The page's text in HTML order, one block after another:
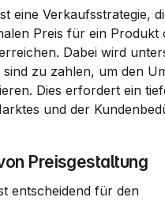
eine Verkaufsstrategie,
Preis für ein Produkt
Dabei wird
zu zahlen, um den
Dies erfordert ein
und der
Preisgestaltung
entscheidend für den